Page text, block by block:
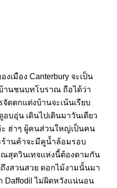
เมือง Canterbury จะเป็น
านชนบทโบราณ ถือได้ว่า
ดตกแต่งบ้านจะเน้นเรียบ
อบอุ่น เดินไปเดินมาวันเดียว
ฮ่าๆ ผู้คนส่วนใหญ่เป็นคน
านค้าจะมีคูน้ำล้อมรอบ
สุดวินเทจแห่งนี้ต้องตามกัน
งสวนสวย ดอกไม้งามนั้นมา
ไม่ผิดหวังแน่นอน